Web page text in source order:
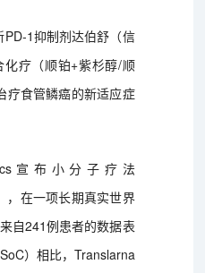
1抑制剂达伯舒（信
疗（顺铂+紫杉醇/顺
疗食管鳞癌的新适应症
宣布小分子疗法
，在一项长期真实世界
自241例患者的数据表
）相比，Translarna